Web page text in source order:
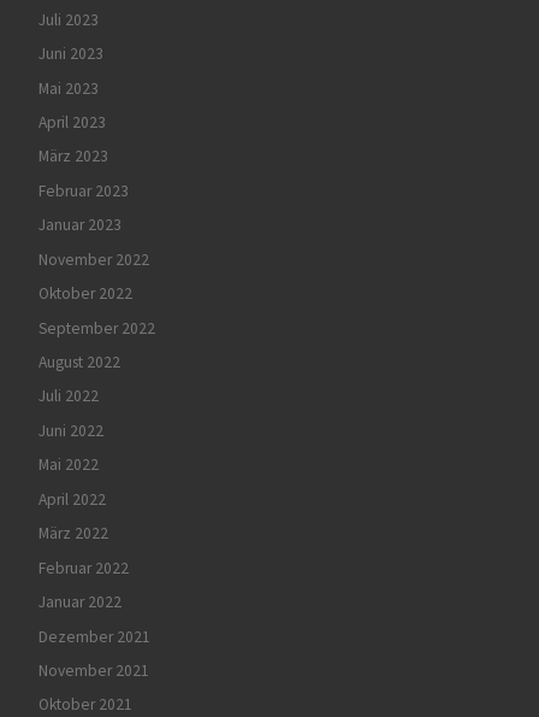
Juli 2023
Juni 2023
Mai 2023
April 2023
März 2023
Februar 2023
Januar 2023
November 2022
Oktober 2022
September 2022
August 2022
Juli 2022
Juni 2022
Mai 2022
April 2022
März 2022
Februar 2022
Januar 2022
Dezember 2021
November 2021
Oktober 2021